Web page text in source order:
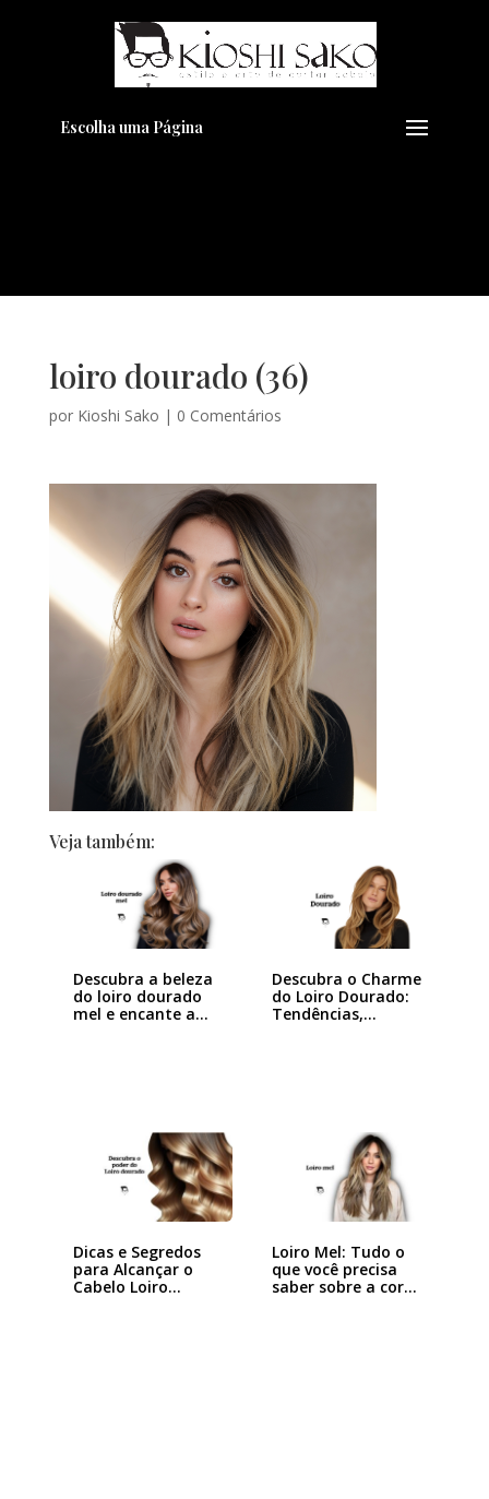
Escolha uma Página
loiro dourado (36)
por Kioshi Sako | 0 Comentários
Veja também:
Descubra a beleza
do loiro dourado
mel e encante a…
Descubra o Charme
do Loiro Dourado:
Tendências,…
Dicas e Segredos
para Alcançar o
Cabelo Loiro…
Loiro Mel: Tudo o
que você precisa
saber sobre a cor…
Pensando em transformar seu
Visual??